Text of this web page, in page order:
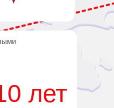
лет